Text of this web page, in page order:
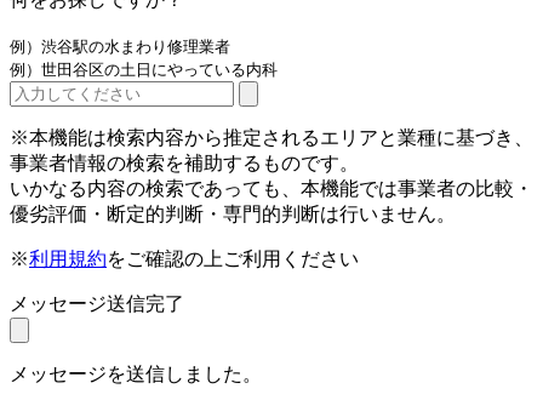
例）渋谷駅の水まわり修理業者
例）世田谷区の土日にやっている内科
※本機能は検索内容から推定されるエリアと業種に基づき、
事業者情報の検索を補助するものです。
いかなる内容の検索であっても、本機能では事業者の比較・
優劣評価・断定的判断・専門的判断は行いません。
※利用規約をご確認の上ご利用ください
メッセージ送信完了
メッセージを送信しました。